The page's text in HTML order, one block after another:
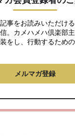
事をお読みいただけ
。カメハメハ倶楽部
をし、行動するため
メルマガ登録